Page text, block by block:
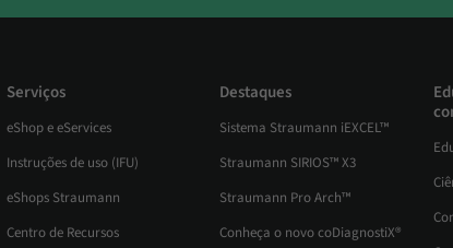
Serviços
eShop e eServices
Instruções de uso (IFU)
eShops Straumann
Centro de Recursos
Destaques
Sistema Straumann iEXCEL™
Straumann SIRIOS™ X3
Straumann Pro Arch™
Conheça o novo coDiagnostiX®